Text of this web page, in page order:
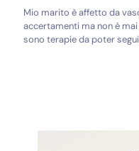
Mio marito è affetto da
accertamenti ma non è
sono terapie da poter